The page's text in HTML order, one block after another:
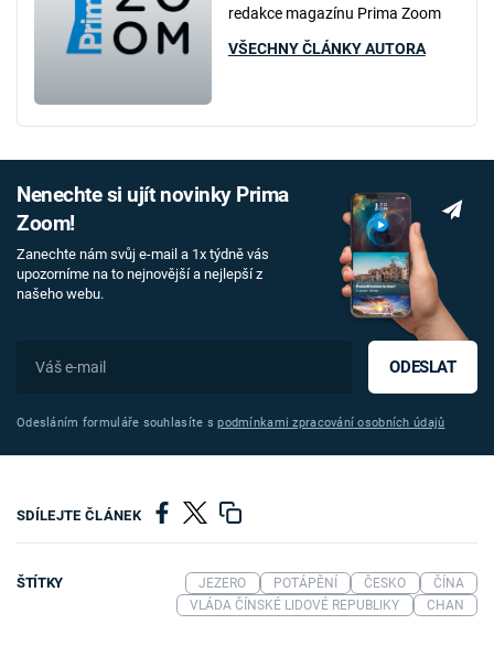
redakce magazínu Prima Zoom
VŠECHNY ČLÁNKY AUTORA
Nenechte si ujít novinky Prima
Zoom!
Zanechte nám svůj e-mail a 1x týdně vás
upozorníme na to nejnovější a nejlepší z
našeho webu.
ODESLAT
Odesláním formuláře souhlasíte spodmínkami zpracování osobních údajů
SDÍLEJTE ČLÁNEK
ŠTÍTKY JEZERO POTÁPĚNÍ ČESKO
ČÍNA
VLÁDA ČÍNSKÉ LIDOVÉ REPUBLIKY
CHAN